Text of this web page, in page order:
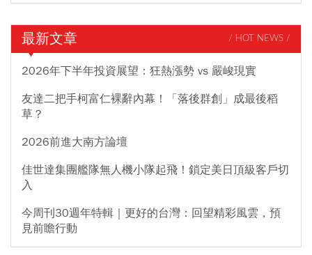
最新文章 / HOT NEWS /
2026年下半年投資展望：狂熱漲勢 vs 嚴峻現實
友達二把手柯富仁裸辭內幕！「落後群創」成最後稻
草？
2026前進大南方論壇
佳世達集團艦隊無人機小隊起飛！鎖定美日頂級客戶切
入
今周刊30週年特輯｜更好的台灣：回望精彩風雲，預
見前瞻行動